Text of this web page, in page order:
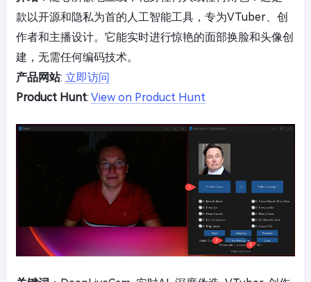
款以开源和隐私为首的人工智能工具，专为VTuber、创
作者和主播设计。它能实时进行惊艳的面部换脸和头像创
建，无需任何编码技术。
产品网站: 立即访问
Product Hunt: View on Product Hunt